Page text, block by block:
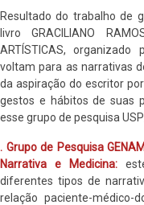
Resultado do trabalho de
livro GRACILIANO
ARTÍSTICAS,
voltam para as narrativas
da aspiração do escritor
gestos e hábitos de suas
esse grupo de pesquisa
. Grupo de Pesquisa
Narrativa e Medicina:
diferentes tipos de
relação paciente-médico-